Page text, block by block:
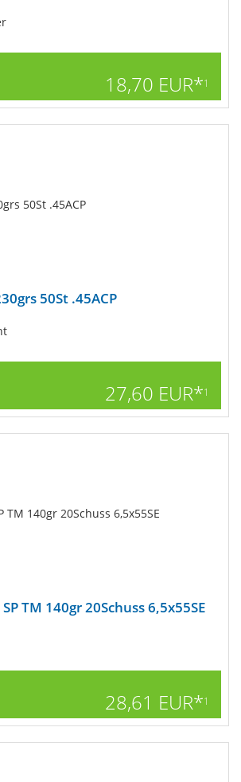
18,70 EUR*1
50St .45ACP
27,60 EUR*1
TM 140gr 20Schuss 6,5x55SE
28,61 EUR*1